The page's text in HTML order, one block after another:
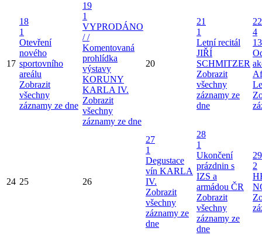
17
18
1
Otevření
nového
sportovního
areálu
Zobrazit
všechny
záznamy ze dne
19
1
VYPRODÁNO
/ /
Komentovaná
prohlídka
výstavy
KORUNY
KARLA IV.
Zobrazit
všechny
záznamy ze dne
20
21
1
Letní recitál
JIŘÍ
SCHMITZER
Zobrazit
všechny
záznamy ze
dne
22
4
24 25 26
27
1
Degustace
vín KARLA
IV.
Zobrazit
všechny
záznamy ze
dne
28
1
Ukončení
prázdnin s
IZS a
armádou ČR
Zobrazit
všechny
záznamy ze
dne
29
2